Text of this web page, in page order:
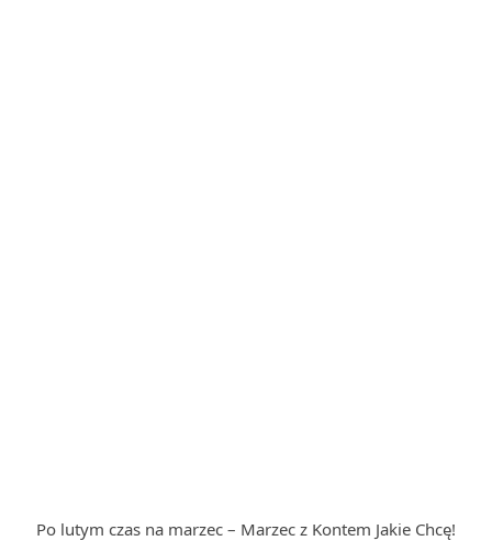
Po lutym czas na marzec – Marzec z Kontem Jakie Chcę!